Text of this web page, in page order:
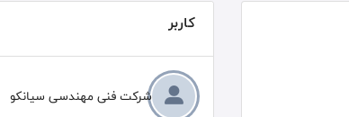
کاربر
شرکت فنی مهندسی سیانکو